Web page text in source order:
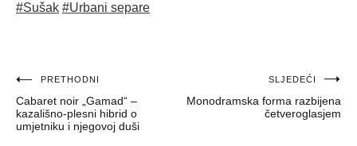
#Sušak #Urbani separe
Navigacija
objava
PRETHODNI
Cabaret noir „Gamad“ –
kazališno-plesni hibrid o
umjetniku i njegovoj duši
SLJEDEĆI
Monodramska forma razbijena
četveroglasjem